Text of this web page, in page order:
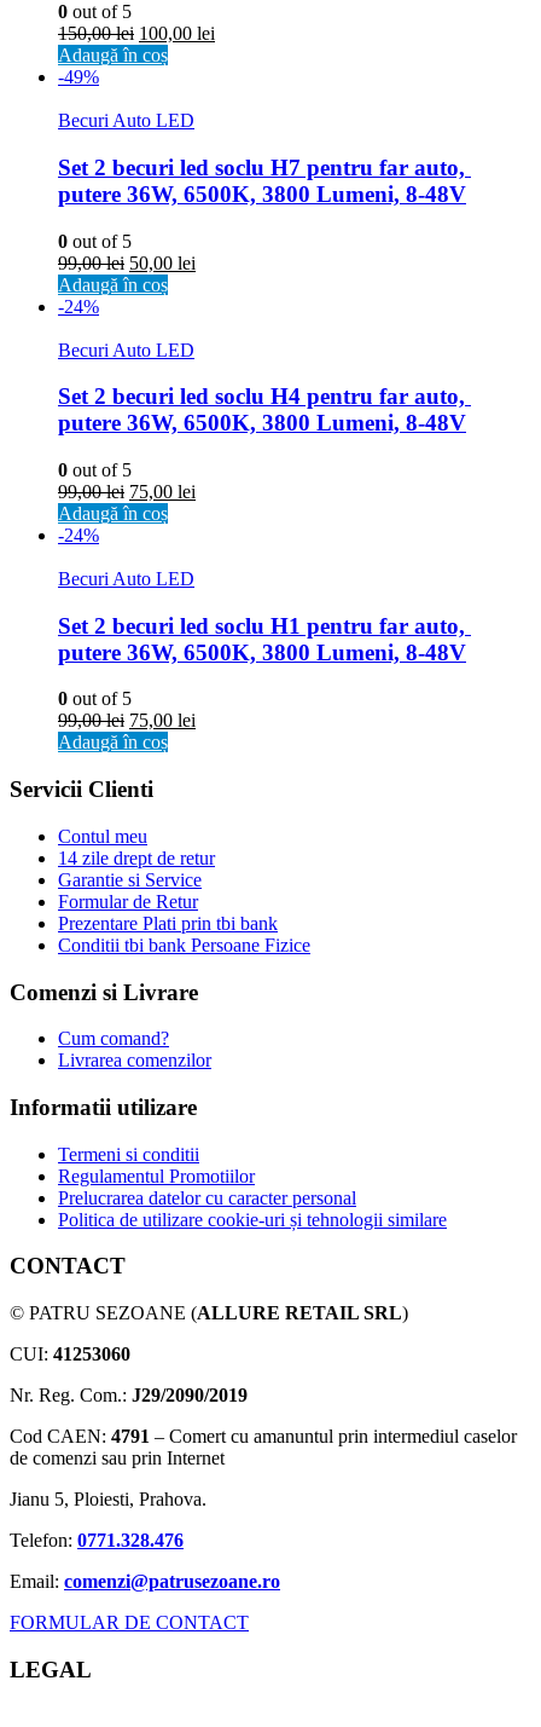
0 out of 5
150,00lei 100,00 lei
Adaugă în coș
-49%
Becuri Auto LED
Set 2 becuri led soclu H7 pentru far auto,
putere 36W, 6500K, 3800 Lumeni, 8-48V
0 out of 5
99,00lei 50,00 lei
Adaugă în coș
-24%
Becuri Auto LED
Set 2 becuri led soclu H4 pentru far auto,
putere 36W, 6500K, 3800 Lumeni, 8-48V
0 out of 5
99,00lei 75,00 lei
Adaugă în coș
-24%
Becuri Auto LED
Set 2 becuri led soclu H1 pentru far auto,
putere 36W, 6500K, 3800 Lumeni, 8-48V
0 out of 5
99,00lei 75,00 lei
Adaugă în coș
Servicii Clienti
Contul meu
14 zile drept de retur
Garantie si Service
Formular de Retur
Prezentare Plati prin tbi bank
Conditii tbi bank Persoane Fizice
Comenzi si Livrare
Cum comand?
Livrarea comenzilor
Informatii utilizare
Termeni si conditii
Regulamentul Promotiilor
Prelucrarea datelor cu caracter personal
Politica de utilizare cookie-uri și tehnologii similare
CONTACT
© PATRU SEZOANE (ALLURE RETAIL SRL)
CUI: 41253060
Nr. Reg. Com.: J29/2090/2019
Cod CAEN: 4791 – Comert cu amanuntul prin intermediul caselor
de comenzi sau prin Internet
Jianu 5, Ploiesti, Prahova.
Telefon: 0771.328.476
Email: comenzi@patrusezoane.ro
FORMULAR DE CONTACT
LEGAL